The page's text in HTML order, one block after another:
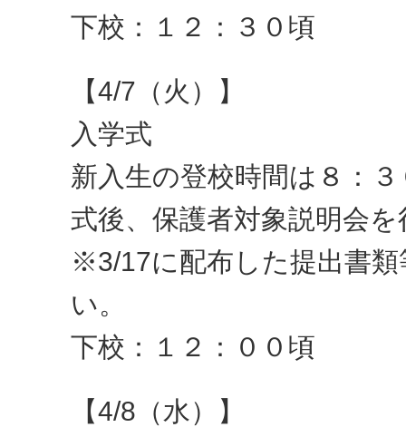
下校：１２：３０頃
【4/7（火）】
入学式
新入生の登校時間は８：３
式後、保護者対象説明会
※3/17に配布した提出書
い。
下校：１２：００頃
【4/8（水）】